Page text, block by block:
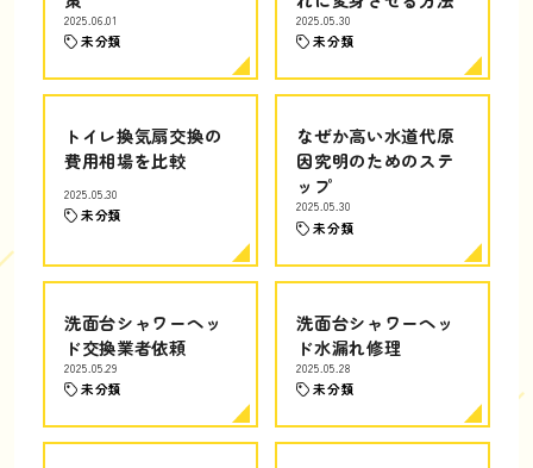
2025.06.01
未分類
2025.05.30
未分類
トイレ換気扇交換の
費用相場を比較
2025.05.30
未分類
なぜか高い水道代原
因究明のためのステ
ップ
2025.05.30
未分類
洗面台シャワーヘッ
ド交換業者依頼
2025.05.29
未分類
洗面台シャワーヘッ
ド水漏れ修理
2025.05.28
未分類